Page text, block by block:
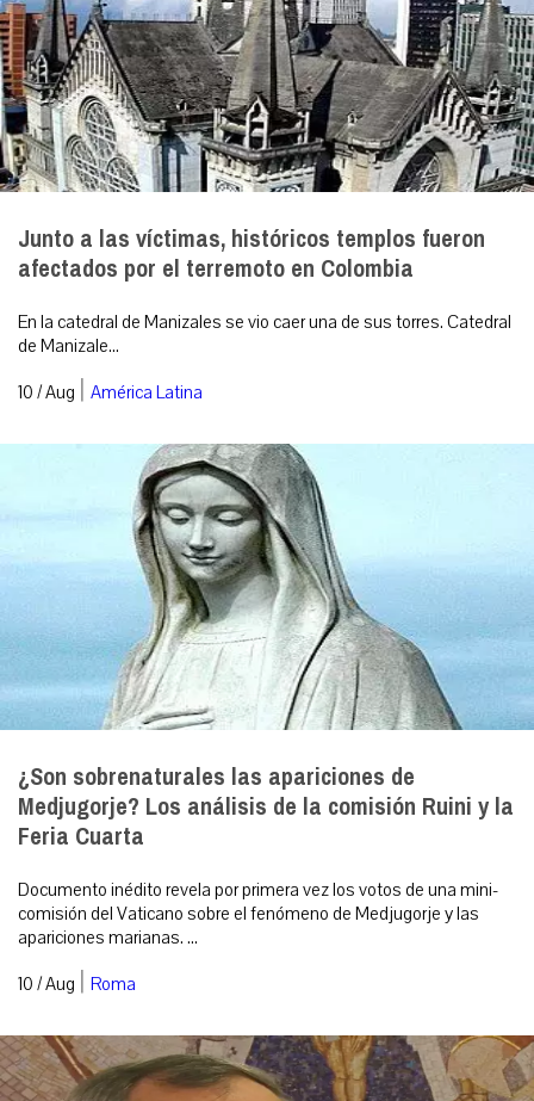
Junto a las víctimas, históricos templos fueron
afectados por el terremoto en Colombia
En la catedral de Manizales se vio caer una de sus torres. Catedral
de Manizale...
10 / Aug | América Latina
¿Son sobrenaturales las apariciones de
Medjugorje? Los análisis de la comisión Ruini y la
Feria Cuarta
Documento inédito revela por primera vez los votos de una mini-
comisión del Vaticano sobre el fenómeno de Medjugorje y las
apariciones marianas. ...
10 / Aug | Roma